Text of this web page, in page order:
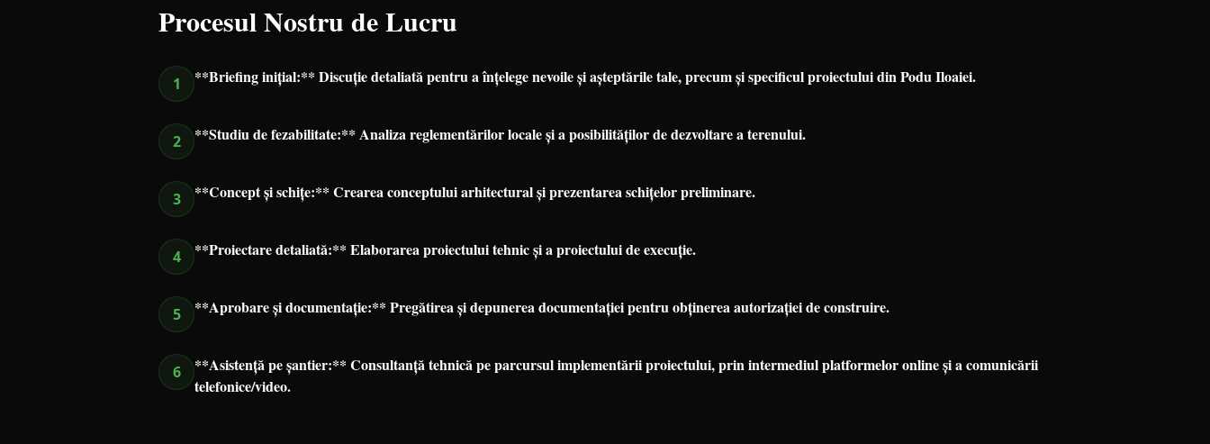
Procesul Nostru de Lucru
1 **Briefing inițial:** Discuție detaliată pentru a înțelege nevoile și așteptările tale, precum și specificul proiectului din Podu Iloaiei.
2 **Studiu de fezabilitate:** Analiza reglementărilor locale și a posibilităților de dezvoltare a terenului.
3 **Concept și schițe:** Crearea conceptului arhitectural și prezentarea schițelor preliminare.
4 **Proiectare detaliată:** Elaborarea proiectului tehnic și a proiectului de execuție.
5 **Aprobare și documentație:** Pregătirea și depunerea documentației pentru obținerea autorizației de construire.
6
**Asistență pe șantier:** Consultanță tehnică pe parcursul implementării proiectului, prin intermediul platformelor online și a comunicării
telefonice/video.